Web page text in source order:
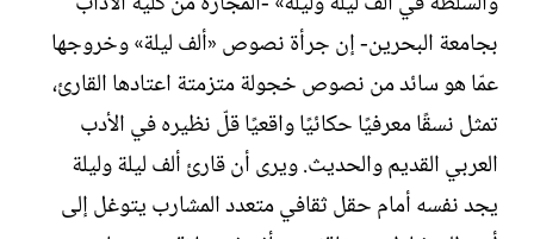
بجامعة البحرين- إن جرأة نصوص «ألف ليلة» وخروجها
عمّا هو سائد من نصوص خجولة متزمتة اعتادها القارئ،
تمثل نسقًا معرفيًا حكائيًا واقعيًا قلّ نظيره في الأدب
العربي القديم والحديث. ويرى أن قارئ ألف ليلة وليلة
يجد نفسه أمام حقل ثقافي متعدد المشارب يتوغل إلى